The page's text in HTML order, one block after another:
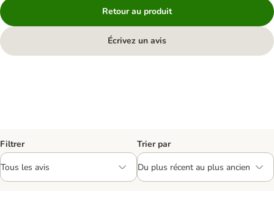
Retour au produit
Écrivez un avis
Filtrer Trier par